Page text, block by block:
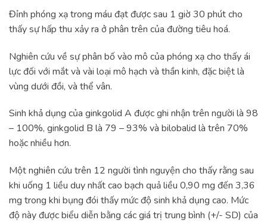
Đỉnh phóng xạ trong máu đạt được sau 1 giờ 30 phút cho
thấy sự hấp thu xảy ra ở phân trên của đường tiêu hoá.
Nghiên cứu về sự phân bố vào mô của phóng xạ cho thấy ái
lực đối với mắt và vài loại mô hạch và thần kinh, đặc biệt là
vùng dưới đồi, và thể vân.
Sinh khả dụng của ginkgolid A được ghi nhận trên người là 98
– 100%, ginkgolid B là 79 – 93% và bilobalid là trên 70%
hoặc nhiều hơn.
Một nghiên cứu trên 12 người tình nguyện cho thấy rằng sau
khi uống 1 liều duy nhất cao bạch quả liều 0,90 mg đến 3,36
mg trong khi bụng đói thấy mức độ sinh khả dụng cao. Mức
độ này được biểu diễn bằng các giá trị trung bình (+/- SD) của